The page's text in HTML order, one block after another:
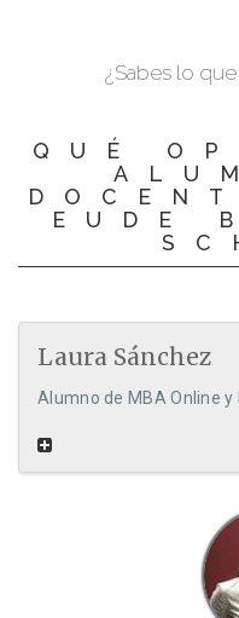
¿Sabes lo
QUÉ
EUDE
Laura Sánchez
Alumno de MBA Online y